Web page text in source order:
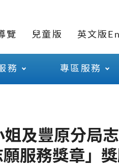
覽 兒童版 英文版
務 專區服務
及豐原分局
服務獎章」